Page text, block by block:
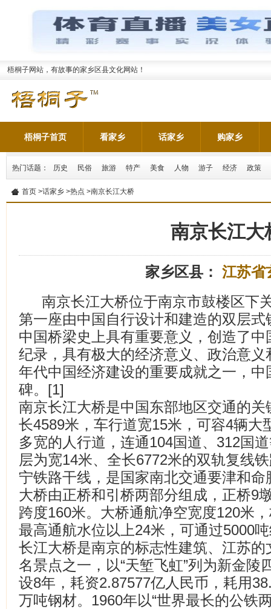
梧桐子网站，有故事的家乡区县文化网站！
梧桐子首页 看家乡 话家乡 购家乡
热门话题： 历史 民俗 旅游 特产 美食 人物 游子 经济 政策
首页 >话家乡 >热点 >南京长江大桥
南京长江大
家乡区县： 江苏省
南京长江大桥位于南京市鼓楼区下
第一座由中国自行设计和建造的双层
中国桥梁史上具有重要意义，创造了
纪录，具有极大的经济意义、政治意
年代中国经济建设的重要成就之一，
碑。[1]
南京长江大桥是中国东部地区交通的
长4589米，车行道宽15米，可容4辆大
多宽的人行道，连通104国道、312国
层为宽14米、全长6772米的双轨复线
宁铁路干线，是国家南北交通要津和命
大桥由正桥和引桥两部分组成，正桥9
跨度160米。大桥通航净空宽度120米
最高通航水位以上24米，可通过5000
长江大桥是南京的标志性建筑、江苏
名景点之一，以“天堑飞虹”列为新金陵
设8年，耗资2.87577亿人民币，耗用
万吨钢材。1960年以“世界最长的公铁